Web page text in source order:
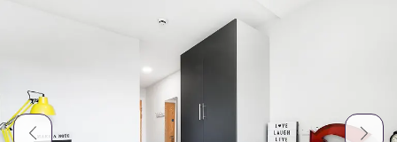
Altro Chinese
Deutsch